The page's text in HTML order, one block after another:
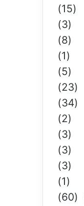
(15)
(3)
(8)
(1)
(5)
(23)
(34)
(2)
(3)
(3)
(3)
(1)
(60)